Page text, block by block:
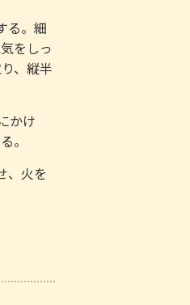
る。細
をしっ
、縦半
かけ
。
、火を